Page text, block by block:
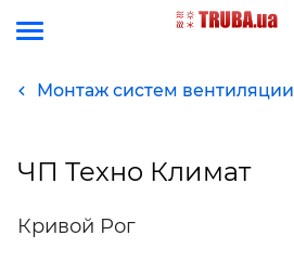
Монтаж систем вентиляции
ЧП Техно Климат
Кривой Рог